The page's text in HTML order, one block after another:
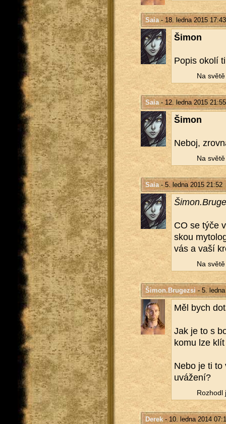
Saia- 18. ledna 2015 17:43
Šimon
Popis okolí
Na
Saia- 12. ledna 2015 21:55
Šimon
Neboj,
Na
Saia- 5. ledna 2015 21:52
CO se týče
skou
vás a vaší
Na
Šimon.Brugezsi - 5.
Měl bych
Jak je to s
komu lze
Nebo je ti to
uvá­že­ní?
Roz­ho­dl
Derek- 10. ledna 2014